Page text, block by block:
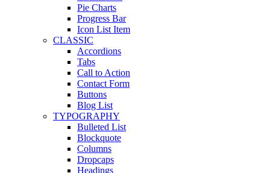
Pie Charts
Progress Bar
Icon List Item
CLASSIC
Accordions
Tabs
Call to Action
Contact Form
Buttons
Blog List
TYPOGRAPHY
Bulleted List
Blockquote
Columns
Dropcaps
Headings